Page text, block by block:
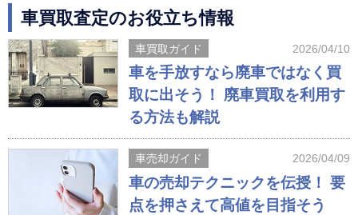
車買取査定のお役立ち情報
車買取ガイド 2026/04/10
車を手放すなら廃車ではなく買
取に出そう！ 廃車買取を利用す
る方法も解説
車売却ガイド 2026/04/09
車の売却テクニックを伝授！ 要
点を押さえて高値を目指そう